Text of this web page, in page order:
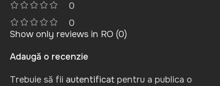
0
0
Show only reviews in RO (0)
Adaugă o recenzie
Trebuie să fii autentificat pentru a publica o